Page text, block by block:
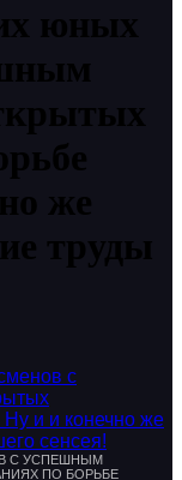
юных
же
труды
с
и и конечно же
сенсея!
С УСПЕШНЫМ
ПО БОРЬБЕ